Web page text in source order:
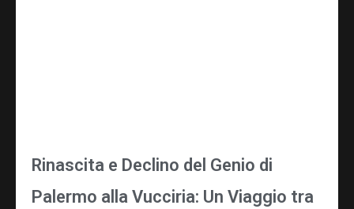
Rinascita e Declino del Genio di
Palermo alla Vucciria: Un Viaggio tra